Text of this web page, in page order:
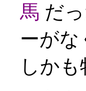
馬 だ
ーがな
しか